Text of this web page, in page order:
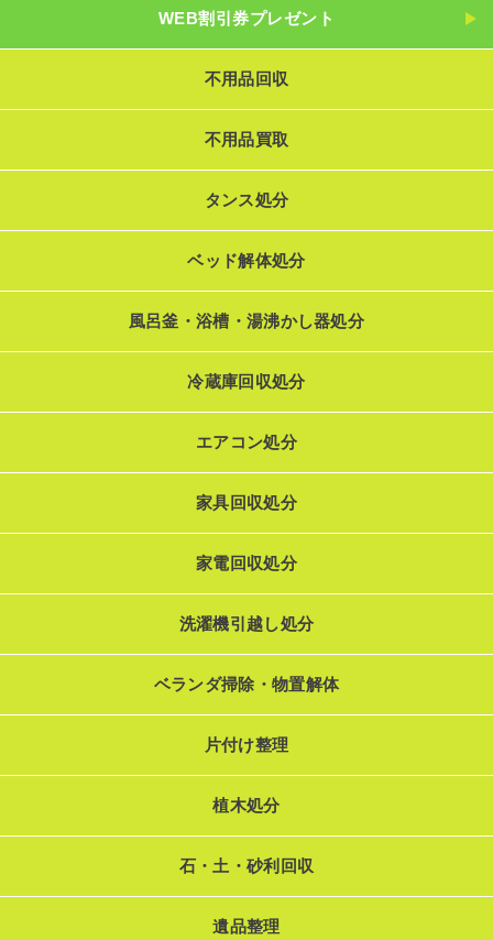
WEB割引券プレゼント
不用品回収
不用品買取
タンス処分
ベッド解体処分
風呂釜・浴槽・湯沸かし器処分
冷蔵庫回収処分
エアコン処分
家具回収処分
家電回収処分
洗濯機引越し処分
ベランダ掃除・物置解体
片付け整理
植木処分
石・土・砂利回収
遺品整理